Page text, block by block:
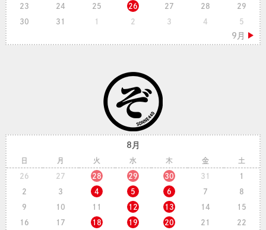
23 24 25 26 27 28 29
30 31 1 2 3 4 5
8月
日 月 火 水 木 金 土
26 27 28 29 30 31 1
2 3 4 5 6 7 8
9 10 11 12 13 14 15
16 17 18 19 20 21 22